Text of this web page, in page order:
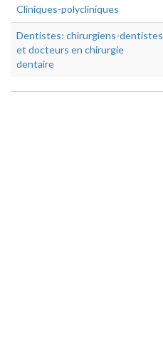
Cliniques-polycliniques
Dentistes: chirurgiens-dentistes
et docteurs en chirurgie
dentaire